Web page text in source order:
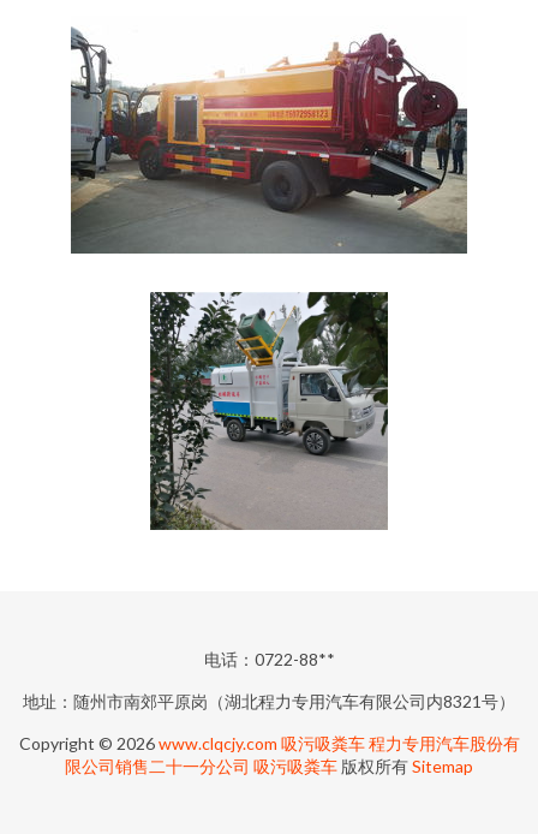
电话：0722-88**
地址：随州市南郊平原岗（湖北程力专用汽车有限公司内8321号）
Copyright © 2026www.clqcjy.com 吸污吸粪车 程力专用汽车股份有
限公司销售二十一分公司 吸污吸粪车 版权所有Sitemap